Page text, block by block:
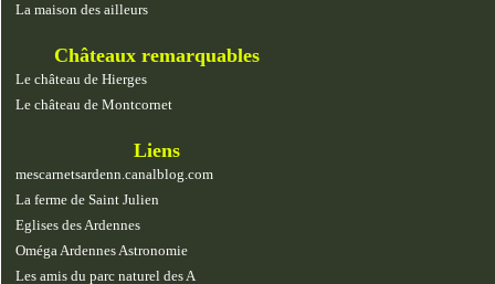
La maison des ailleurs
Châteaux remarquables
Le château de Hierges
Le château de Montcornet
Liens
mescarnetsardenn.canalblog.com
La ferme de Saint Julien
Eglises des Ardennes
Oméga Ardennes Astronomie
Les amis du parc naturel des A